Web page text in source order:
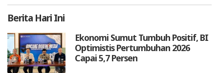
Berita Hari Ini
Ekonomi Sumut Tumbuh Positif, BI
Optimistis Pertumbuhan 2026
Capai 5,7 Persen